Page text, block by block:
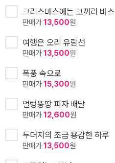
크리스마스에는 코끼리 버스
판매가13,500원
여행은 오리 유람선
판매가13,500원
폭풍 속으로
판매가15,300원
얼렁뚱땅 피자 배달
판매가12,600원
두더지의 조금 용감한 하루
판매가13,500원